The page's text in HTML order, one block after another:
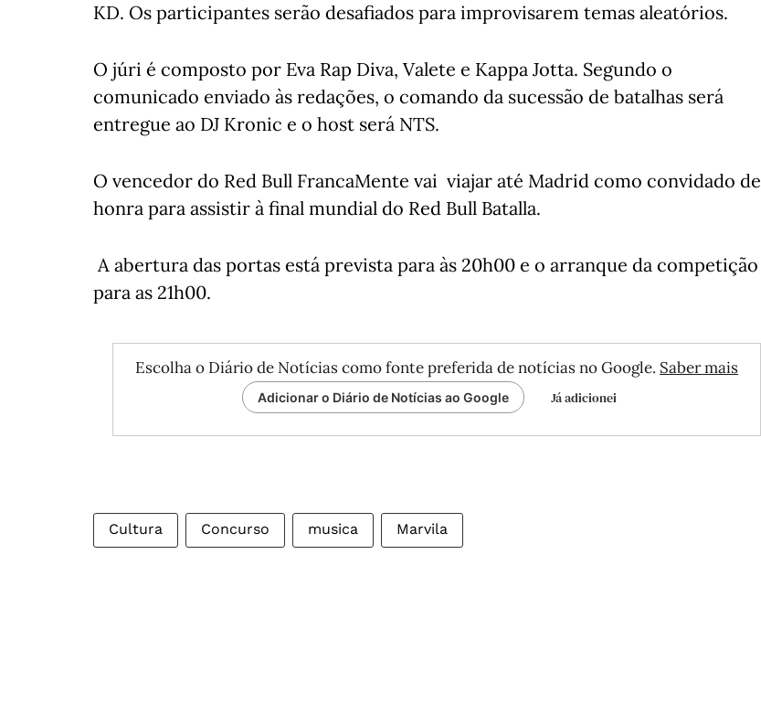
KD. Os participantes serão desafiados para improvisarem temas aleatórios.
O júri é composto por Eva Rap Diva, Valete e Kappa Jotta. Segundo o
comunicado enviado às redações, o comando da sucessão de batalhas será
entregue ao DJ Kronic e o host será NTS.
O vencedor do Red Bull FrancaMente vai viajar até Madrid como convidado de
honra para assistir à final mundial do Red Bull Batalla.
A abertura das portas está prevista para às 20h00 e o arranque da competição
para as 21h00.
Escolha o Diário de Notícias como fonte preferida de notícias no Google. Saber mais
Adicionar o Diário de Notícias ao Google Já adicionei
Cultura Concurso musica Marvila